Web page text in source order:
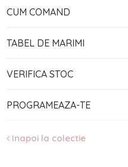
CUM COMAND
TABEL DE MARIMI
VERIFICA STOC
PROGRAMEAZA-TE
Inapoi la colectie